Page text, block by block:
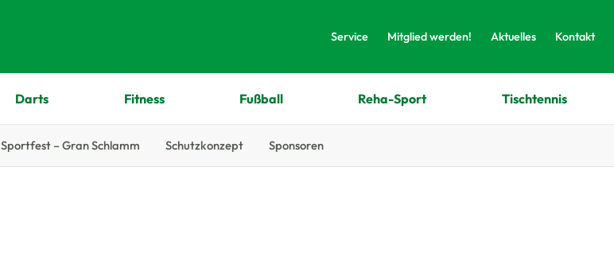
Service Mitglied werden! Aktuelles Kontakt
Darts Fitness Fußball Reha-Sport Tischtennis
Sportfest – Gran Schlamm Schutzkonzept Sponsoren